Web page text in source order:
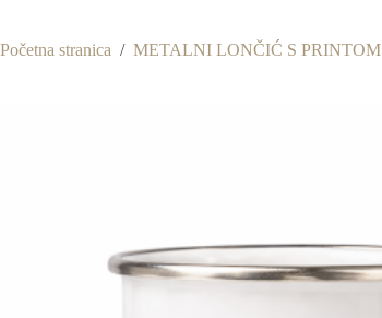
Početna stranica / METALNI LONČIĆ S PRINTOM